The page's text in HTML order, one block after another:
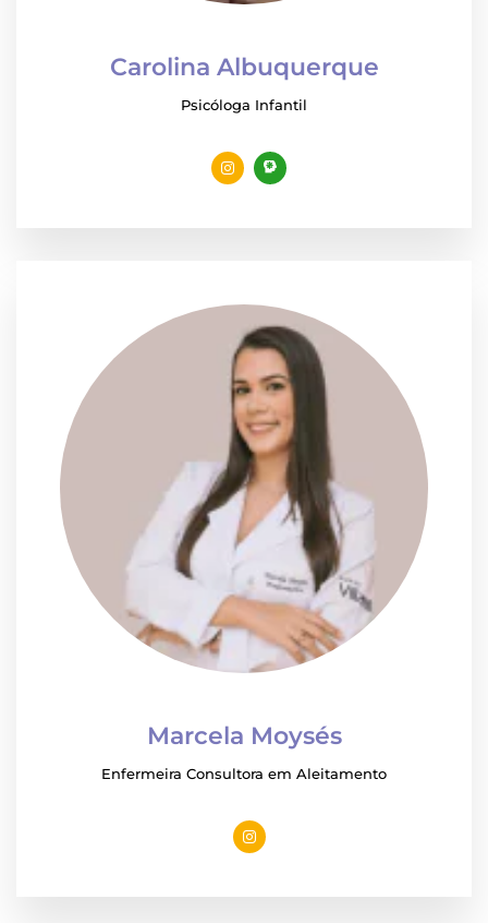
Carolina Albuquerque
Psicóloga Infantil
Marcela Moysés
Enfermeira Consultora em Aleitamento